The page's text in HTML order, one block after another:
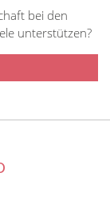
bei den
unterstützen?